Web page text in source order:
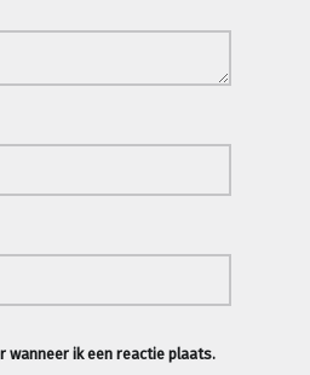
wanneer ik een reactie plaats.